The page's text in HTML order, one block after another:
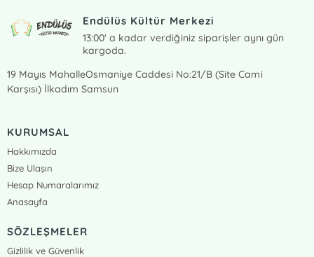
Endülüs Kültür Merkezi
13:00' a kadar verdiğiniz siparişler aynı gün
kargoda.
19 Mayıs MahalleOsmaniye Caddesi No:21/B (Site Cami
Karşısı) İlkadım Samsun
KURUMSAL
Hakkımızda
Bize Ulaşın
Hesap Numaralarımız
Anasayfa
SÖZLEŞMELER
Gizlilik ve Güvenlik